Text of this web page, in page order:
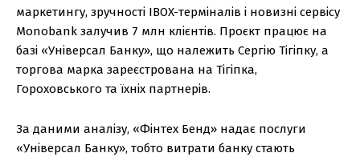
маркетингу, зручності IBOX-терміналів і новизні сервісу
Monobank залучив 7 млн клієнтів. Проєкт працює на
базі «Універсал Банку», що належить Сергію Тігіпку, а
торгова марка зареєстрована на Тігіпка,
Гороховського та їхніх партнерів.
За даними аналізу, «Фінтех Бенд» надає послуги
«Універсал Банку», тобто витрати банку стають